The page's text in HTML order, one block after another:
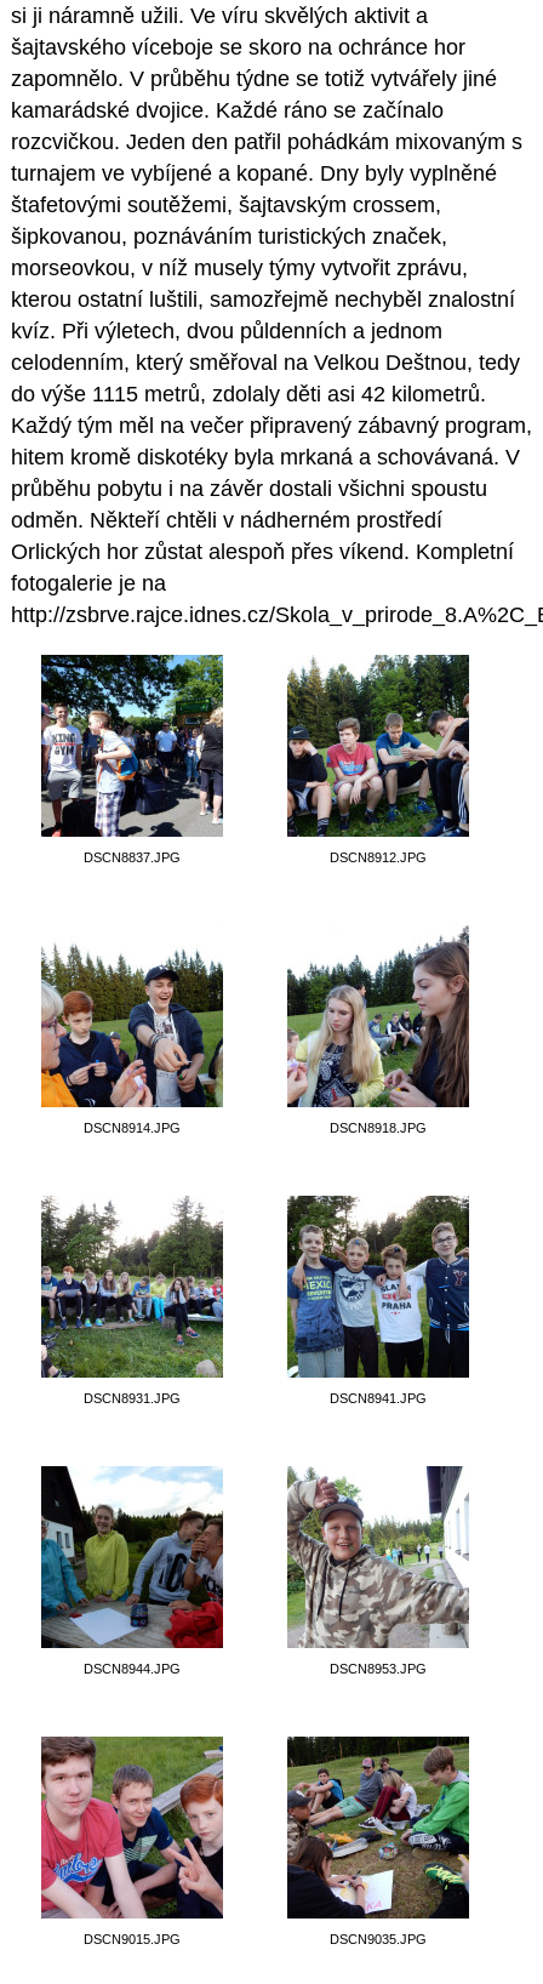
si ji náramně užili. Ve víru skvělých aktivit a
šajtavského víceboje se skoro na ochránce hor
zapomnělo. V průběhu týdne se totiž vytvářely jiné
kamarádské dvojice. Každé ráno se začínalo
rozcvičkou. Jeden den patřil pohádkám mixovaným s
turnajem ve vybíjené a kopané. Dny byly vyplněné
štafetovými soutěžemi, šajtavským crossem,
šipkovanou, poznáváním turistických značek,
morseovkou, v níž musely týmy vytvořit zprávu,
kterou ostatní luštili, samozřejmě nechyběl znalostní
kvíz. Při výletech, dvou půldenních a jednom
celodenním, který směřoval na Velkou Deštnou, tedy
do výše 1115 metrů, zdolaly děti asi 42 kilometrů.
Každý tým měl na večer připravený zábavný program,
hitem kromě diskotéky byla mrkaná a schovávaná. V
průběhu pobytu i na závěr dostali všichni spoustu
odměn. Někteří chtěli v nádherném prostředí
Orlických hor zůstat alespoň přes víkend. Kompletní
fotogalerie je na
http://zsbrve.rajce.idnes.cz/
DSCN8837.JPG DSCN8912.JPG
DSCN8914.JPG DSCN8918.JPG
DSCN8931.JPG DSCN8941.JPG
DSCN8944.JPG DSCN8953.JPG
DSCN9015.JPG DSCN9035.JPG